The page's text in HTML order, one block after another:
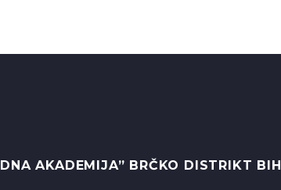
AKADEMIJA” BRČKO DISTRIKT BIH